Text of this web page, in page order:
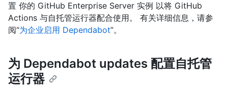
置 你的 GitHub Enterprise Server 实例 以将 GitHub
Actions 与自托管运行器配合使用。 有关详细信息，请参
阅“为企业启用 Dependabot”。
为 Dependabot updates 配置自托管
运行器